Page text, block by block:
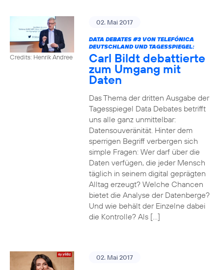
Credits: Henrik Andree
02. Mai 2017
DATA DEBATES #3VON TELEFÓNICA
DEUTSCHLAND UND TAGESSPIEGEL:
Carl Bildt debattierte
zum Umgang mit
Daten
Das Thema der dritten Ausgabe der
Tagesspiegel Data Debates betrifft
uns alle ganz unmittelbar:
Datensouveränität. Hinter dem
sperrigen Begriff verbergen sich
simple Fragen: Wer darf über die
Daten verfügen, die jeder Mensch
täglich in seinem digital geprägten
Alltag erzeugt? Welche Chancen
bietet die Analyse der Datenberge?
Und wie behält der Einzelne dabei
die Kontrolle? Als […]
02. Mai 2017